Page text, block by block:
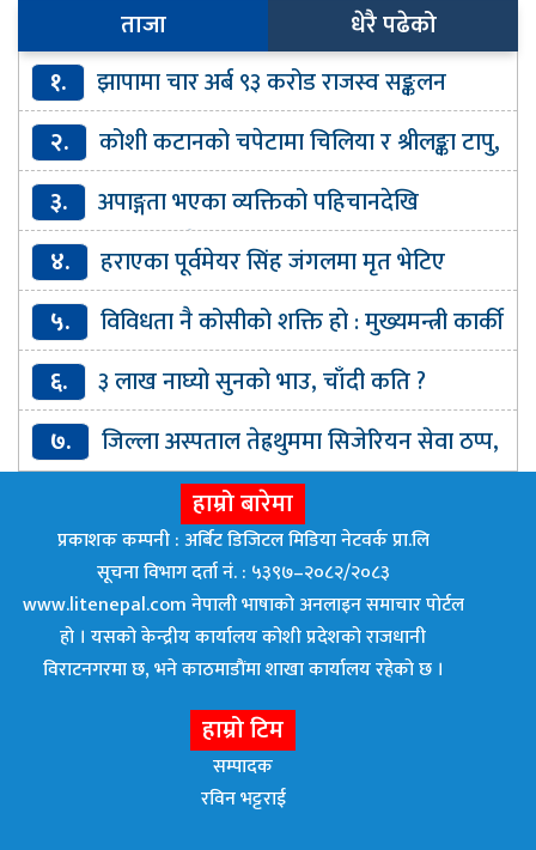
ताजा
धेरै पढेको
१.
झापामा चार अर्ब ९३ करोड राजस्व सङ्कलन
२.
कोशी कटानको चपेटामा चिलिया र श्रीलङ्का टापु,
६०० परिवार जोखिममा
३.
अपाङ्गता भएका व्यक्तिको पहिचानदेखि
पुनःस्थापनासम्म जुट्दै तेह्रथुम
४.
हराएका पूर्वमेयर सिंह जंगलमा मृत भेटिए
५.
विविधता नै कोसीको शक्ति हो : मुख्यमन्त्री कार्की
६.
३ लाख नाघ्यो सुनको भाउ, चाँदी कति ?
७.
जिल्ला अस्पताल तेह्रथुममा सिजेरियन सेवा ठप्प,
गर्भवतीलाई तराईका अस्पताल धाउनुपर्ने बाध्यता
हाम्रो बारेमा
प्रकाशक कम्पनी : अर्बिट डिजिटल मिडिया नेटवर्क प्रा.लि
सूचना विभाग दर्ता नं. : ५३९७–२०८२/२०८३
www.litenepal.com नेपाली भाषाको अनलाइन समाचार पोर्टल
हो । यसको केन्द्रीय कार्यालय कोशी प्रदेशको राजधानी
विराटनगरमा छ, भने काठमाडाैंमा शाखा कार्यालय रहेकाे छ ।
हाम्रो टिम
सम्पादक
रविन भट्टराई